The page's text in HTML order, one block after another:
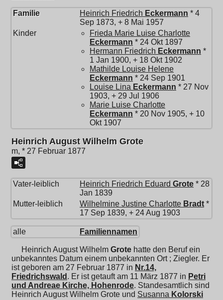
Familie Heinrich Friedrich Eckermann * 4
Sep 1873, + 8 Mai 1957
Kinder
Frieda Marie Luise Charlotte
Eckermann * 24 Okt 1897
Hermann Friedrich Eckermann *
1 Jan 1900, + 18 Okt 1902
Mathilde Louise Helene
Eckermann * 24 Sep 1901
Louise Lina Eckermann * 27 Nov
1903, + 29 Jul 1906
Marie Luise Charlotte
Eckermann * 20 Nov 1905, + 10
Okt 1907
Heinrich August Wilhelm Grote
m, * 27 Februar 1877
Vater-leiblich Heinrich Friedrich Eduard Grote * 28
Jan 1839
Mutter-leiblich
Wilhelmine Justine Charlotte Bradt *
17 Sep 1839, + 24 Aug 1903
alle Familiennamen
Heinrich August Wilhelm Grote hatte den Beruf ein
unbekanntes Datum einem unbekannten Ort ; Ziegler. Er
ist geboren am 27 Februar 1877 in Nr.14,
Friedrichswald . Er ist getauft am 11 März 1877 in Petri
und Andreae Kirche, Hohenrode. Standesamtlich sind
Heinrich August Wilhelm Grote und Susanna Kolorski